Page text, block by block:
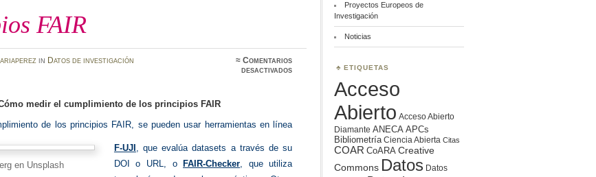
FAIR
in Datos de investigación ≈Comentarios
desactivadosen
medir el cumplimiento de los principios FAIR
de los principios FAIR, se pueden usar herramientas en línea
en Unsplash
F-UJI , que evalúa datasets a través de su
DOI o URL, o
FAIR-Checker, que utiliza
Proyectos Europeos de
Investigación
Noticias
ETIQUETAS
Acceso
Abierto Acceso Abierto
Diamante ANECA APCs
Bibliometría Ciencia Abierta Citas
COAR CoARA Creative
Commons Datos Datos